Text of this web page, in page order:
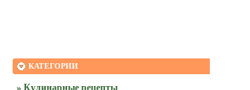
КАТЕГОРИИ
» Кулинарные рецепты